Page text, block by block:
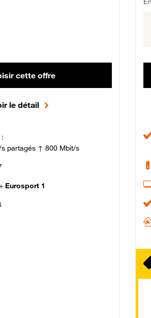
cette offre
le détail
partagés ↑ 800 Mbit/s
Eurosport 1